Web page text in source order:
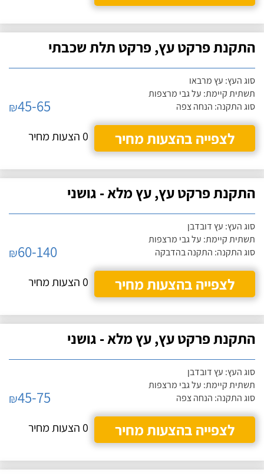
התקנת פרקט עץ, פרקט תלת שכבתי
סוג העץ: עץ מרבאו
תשתית קיימת: על גבי מרצפות
סוג התקנה: הנחה צפה
₪45-65
לצפייה בהצעות מחיר
0 הצעות מחיר
התקנת פרקט עץ, עץ מלא - גושני
סוג העץ: עץ דובדבן
תשתית קיימת: על גבי מרצפות
סוג התקנה: התקנה בהדבקה
₪60-140
לצפייה בהצעות מחיר
0 הצעות מחיר
התקנת פרקט עץ, עץ מלא - גושני
סוג העץ: עץ דובדבן
תשתית קיימת: על גבי מרצפות
סוג התקנה: הנחה צפה
₪45-75
לצפייה בהצעות מחיר
0 הצעות מחיר